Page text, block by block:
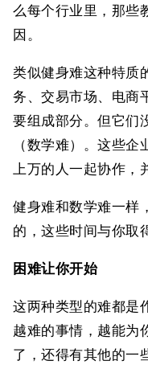
么每个行业里，那些
因。
类似健身难这种特质
务、交易市场、电商
要组成部分。但它们
（数学难）。这些
上万的人一起协作，
健身难和数学难一样
的，这些时间与你取
困难让你开始
这两种类型的难都是
越难的事情，越能为
了，还得有其他的一